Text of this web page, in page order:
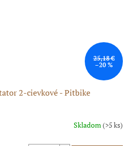
25,18 €
–20 %
2-cievkové - Pitbike
Skladom(>5 ks)